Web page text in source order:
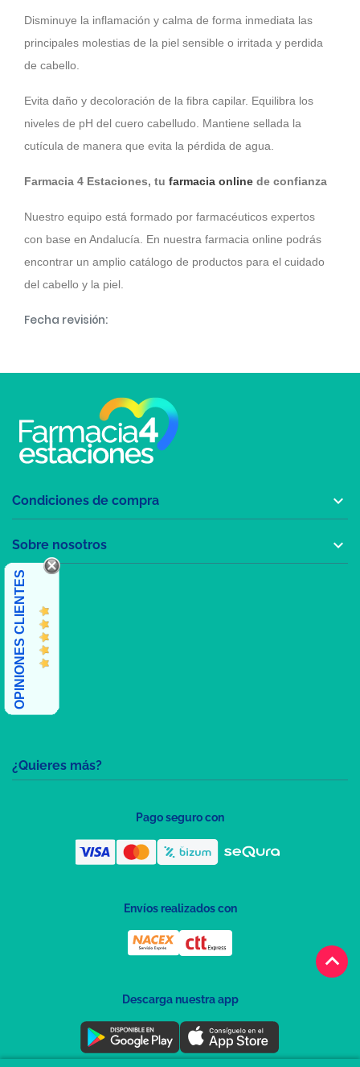
Disminuye la inflamación y calma de forma inmediata las
principales molestias de la piel sensible o irritada y perdida
de cabello.
Evita daño y decoloración de la fibra capilar. Equilibra los
niveles de pH del cuero cabelludo. Mantiene sellada la
cutícula de manera que evita la pérdida de agua.
Farmacia 4 Estaciones, tu farmacia online de confianza
Nuestro equipo está formado por farmacéuticos expertos
con base en Andalucía. En nuestra farmacia online podrás
encontrar un amplio catálogo de productos para el cuidado
del cabello y la piel.
Fecha revisión:
keyboard_arrow_up
¿Quieres más?
Condiciones de compra 
Sobre nosotros 
OPINIONES CLIENTES
Pago seguro con
Envíos realizados con
Descarga nuestra app